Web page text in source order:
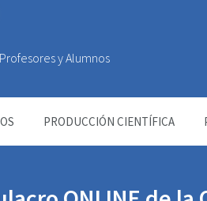
y Alumnos
PRODUCCIÓN CIENTÍFICA